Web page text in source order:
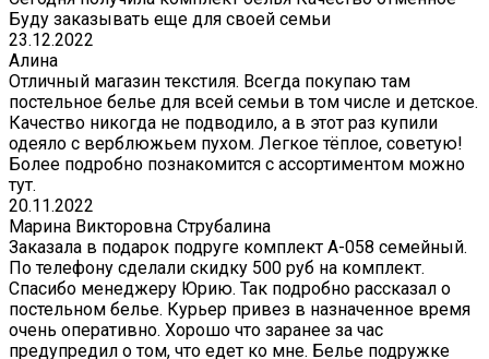
Буду заказывать еще для своей семьи
23.12.2022
Алина
Отличный магазин текстиля. Всегда покупаю там
постельное белье для всей семьи в том числе и детское.
Качество никогда не подводило, а в этот раз купили
одеяло с верблюжьем пухом. Легкое тёплое, советую!
Более подробно познакомится с ассортиментом можно
тут.
20.11.2022
Марина Викторовна Струбалина
Заказала в подарок подруге комплект А-058 семейный.
По телефону сделали скидку 500 руб на комплект.
Спасибо менеджеру Юрию. Так подробно рассказал о
постельном белье. Курьер привез в назначенное время
очень оперативно. Хорошо что заранее за час
предупредил о том, что едет ко мне. Белье подружке